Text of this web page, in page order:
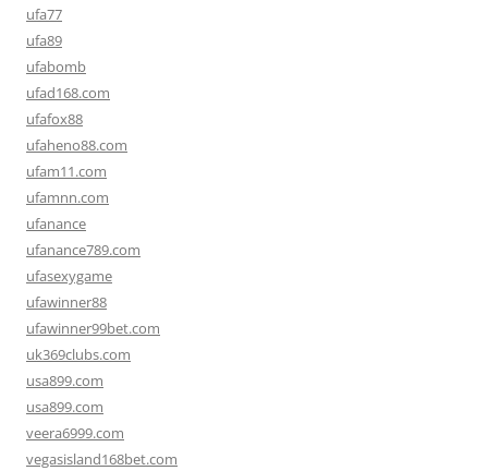
ufa77
ufa89
ufabomb
ufad168.com
ufafox88
ufaheno88.com
ufam11.com
ufamnn.com
ufanance
ufanance789.com
ufasexygame
ufawinner88
ufawinner99bet.com
uk369clubs.com
usa899.com
usa899.com
veera6999.com
vegasisland168bet.com